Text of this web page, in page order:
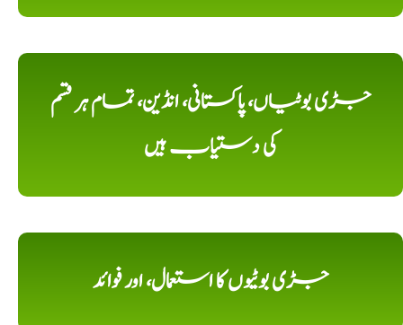
جڑی بوٹیاں، پاکستانی، انڈین، تمام ہر قسم
کی دستیاب ہیں
جڑی بوٹیوں کا استعمال، اور فوائد